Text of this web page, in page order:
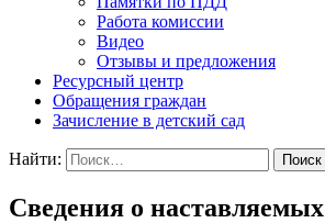
Работа комиссии
Видео
Отзывы и предложения
Ресурсный центр
Обращения граждан
Зачисление в детский сад
Найти:
Сведения о наставляемых